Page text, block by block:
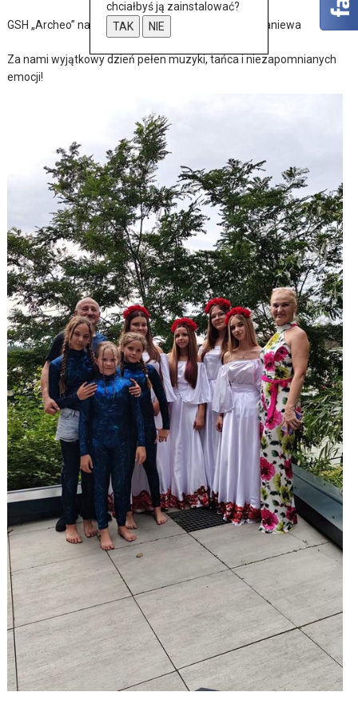
GSH „Archeo” na jubileuszu bratniej organizacji z Braniewa
Za nami wyjątkowy dzień pełen muzyki, tańca i niezapomnianych
emocji!
chciałbyś ją zainstalować?
TAK
NIE